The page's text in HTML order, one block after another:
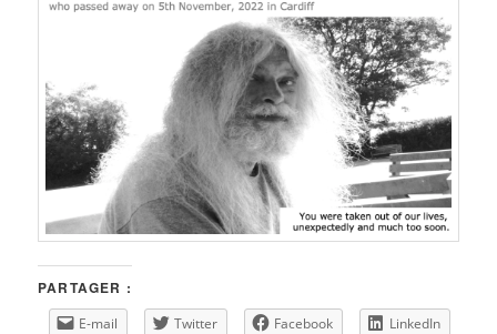
PARTAGER :
E-mail Twitter Facebook LinkedIn